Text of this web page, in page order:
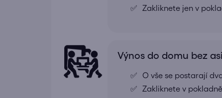
Zakliknete jen v
Výnos do domu bez
O vše se postarají
Zakliknete v